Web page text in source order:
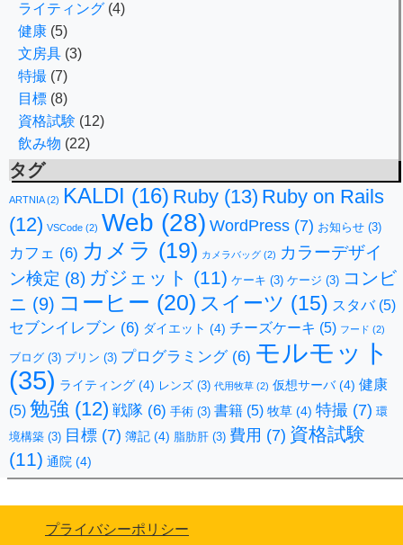
ライティング (4)
健康 (5)
文房具 (3)
特撮 (7)
目標 (8)
資格試験 (12)
飲み物 (22)
タグ
ARTNIA(2) KALDI (16) Ruby (13) Ruby on Rails
(12) VSCode (2) Web (28) WordPress (7) お知らせ (3)
カフェ (6) カメラ (19) カメラバッグ (2) カラーデザイ
ン検定 (8) ガジェット (11) ケーキ (3) ケージ (3) コンビ
ニ (9) コーヒー (20) スイーツ (15) スタバ(5)
セブンイレブン (6) ダイエット (4) チーズケーキ (5) フード (2)
ブログ (3) プリン (3) プログラミング(6) モルモット
(35) ライティング (4) レンズ (3) 代用牧草 (2) 仮想サーバ(4) 健康
(5) 勉強 (12) 戦隊 (6) 手術 (3) 書籍 (5) 牧草 (4) 特撮 (7) 環
境構築 (3) 目標 (7) 簿記 (4) 脂肪肝 (3) 費用 (7) 資格試験
(11) 通院 (4)
プライバシーポリシー